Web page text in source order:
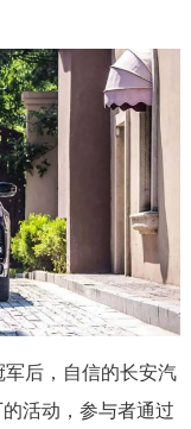
后，自信的长安汽
活动，参与者通过